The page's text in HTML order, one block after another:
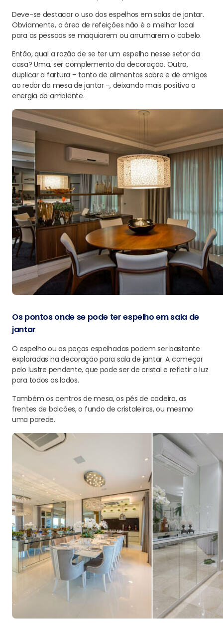
Deve-se destacar o uso dos espelhos em salas de jantar.
Obviamente, a área de refeições não é o melhor local
para as pessoas se maquiarem ou arrumarem o cabelo.
Então, qual a razão de se ter um espelho nesse setor da
casa? Uma, ser complemento da decoração. Outra,
duplicar a fartura – tanto de alimentos sobre e de amigos
ao redor da mesa de jantar -, deixando mais positiva a
energia do ambiente.
Os pontos onde se pode ter espelho em sala de
jantar
O espelho ou as peças espelhadas podem ser bastante
exploradas na decoração para sala de jantar. A começar
pelo lustre pendente, que pode ser de cristal e refletir a luz
para todos os lados.
Também os centros de mesa, os pés de cadeira, as
frentes de balcões, o fundo de cristaleiras, ou mesmo
uma parede.